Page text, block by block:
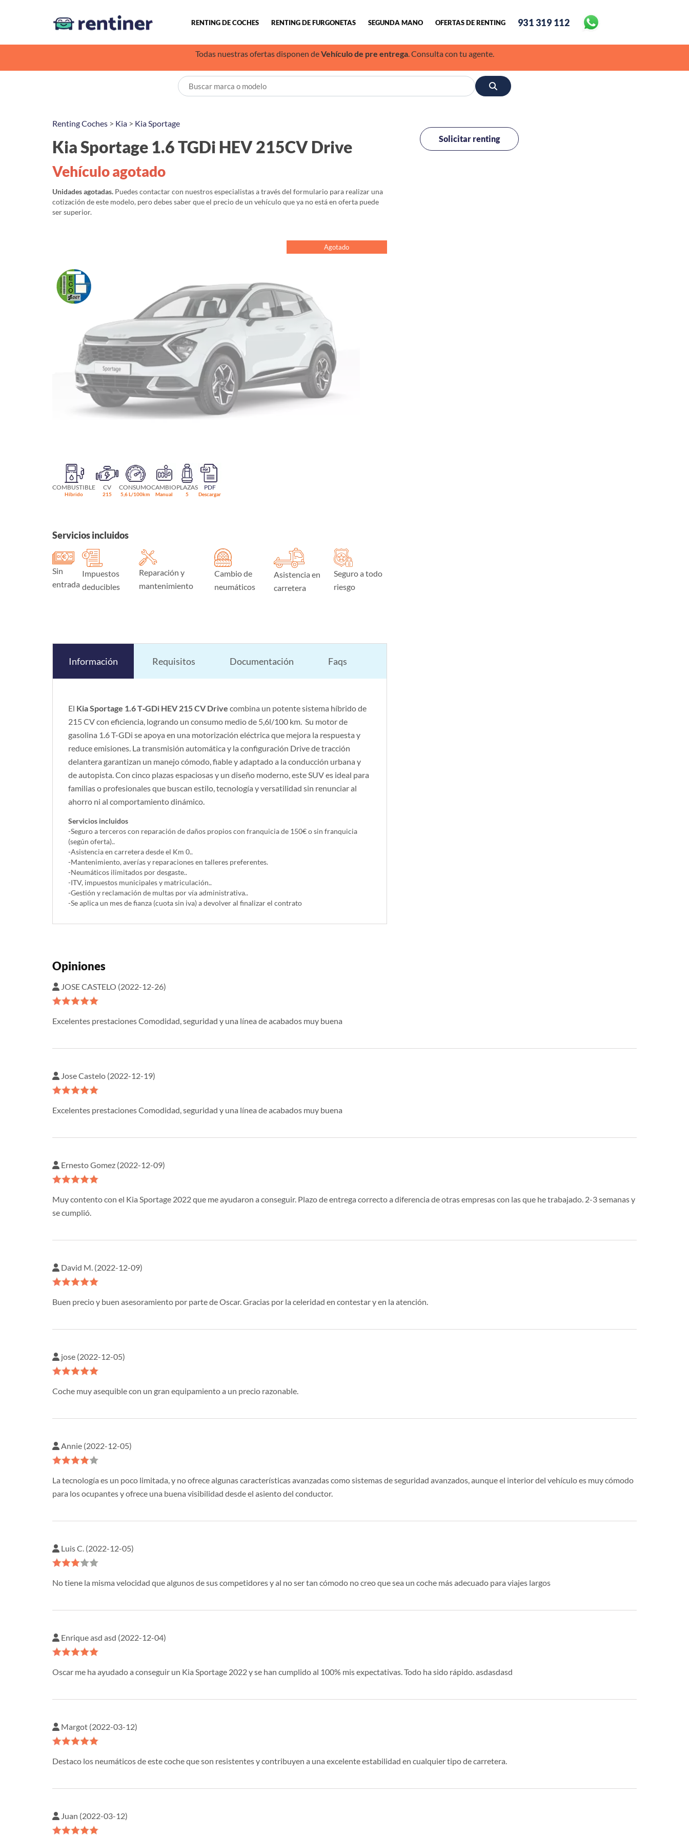
RENTING DE COCHES RENTING DE FURGONETAS SEGUNDA MANO OFERTAS DE RENTING 931 319 112
Todas nuestras ofertas disponen deVehículo de pre entrega. Consulta con tu agente.
Renting Coches > Kia > Kia Sportage
Kia Sportage 1.6 TGDi HEV 215CV Drive
Vehículo agotado
Unidades agotadas. Puedes contactar con nuestros especialistas a través del formulario para realizar una
cotización de este modelo, pero debes saber que el precio de un vehículo que ya no está en oferta puede
ser superior.
Agotado
COMBUSTIBLE
Híbrido
CV
215
CONSUMO
5,6 L/100km
CAMBIO
Manual
PLAZAS
5
PDF
Descargar
Servicios incluidos
Sin
entrada
Impuestos
deducibles
Reparación y
mantenimiento
Cambio de
neumáticos
Asistencia en
carretera
Seguro a todo
riesgo
Información Requisitos Documentación Faqs
ChatGPT Plus
El Kia Sportage 1.6 T‑GDi HEV 215 CV Drive combina un potente sistema híbrido de
215 CV con eficiencia, logrando un consumo medio de 5,6l/100 km. Su motor de
gasolina 1.6 T-GDi se apoya en una motorización eléctrica que mejora la respuesta y
reduce emisiones. La transmisión automática y la configuración Drive de tracción
delantera garantizan un manejo cómodo, fiable y adaptado a la conducción urbana y
de autopista. Con cinco plazas espaciosas y un diseño moderno, este SUV es ideal para
familias o profesionales que buscan estilo, tecnología y versatilidad sin renunciar al
ahorro ni al comportamiento dinámico.
Servicios incluidos
-Seguro a terceros con reparación de daños propios con franquicia de 150€ o sin franquicia
(según oferta)..
-Asistencia en carretera desde el Km 0..
-Mantenimiento, averías y reparaciones en talleres preferentes.
-Neumáticos ilimitados por desgaste..
-ITV, impuestos municipales y matriculación..
-Gestión y reclamación de multas por vía administrativa..
-Se aplica un mes de fianza (cuota sin iva) a devolver al finalizar el contrato
Solicitar renting
Opiniones
JOSE CASTELO (2022-12-26)
Excelentes prestaciones Comodidad, seguridad y una línea de acabados muy buena
Jose Castelo (2022-12-19)
Excelentes prestaciones Comodidad, seguridad y una línea de acabados muy buena
Ernesto Gomez (2022-12-09)
Muy contento con el Kia Sportage 2022 que me ayudaron a conseguir. Plazo de entrega correcto a diferencia de otras empresas con las que he trabajado. 2-3 semanas y
se cumplió.
David M. (2022-12-09)
Buen precio y buen asesoramiento por parte de Oscar. Gracias por la celeridad en contestar y en la atención.
jose (2022-12-05)
Coche muy asequible con un gran equipamiento a un precio razonable.
Annie (2022-12-05)
La tecnología es un poco limitada, y no ofrece algunas características avanzadas como sistemas de seguridad avanzados, aunque el interior del vehículo es muy cómodo
para los ocupantes y ofrece una buena visibilidad desde el asiento del conductor.
Luis C. (2022-12-05)
No tiene la misma velocidad que algunos de sus competidores y al no ser tan cómodo no creo que sea un coche más adecuado para viajes largos
Enrique asd asd (2022-12-04)
Oscar me ha ayudado a conseguir un Kia Sportage 2022 y se han cumplido al 100% mis expectativas. Todo ha sido rápido. asdasdasd
Margot (2022-03-12)
Destaco los neumáticos de este coche que son resistentes y contribuyen a una excelente estabilidad en cualquier tipo de carretera.
Juan (2022-03-12)